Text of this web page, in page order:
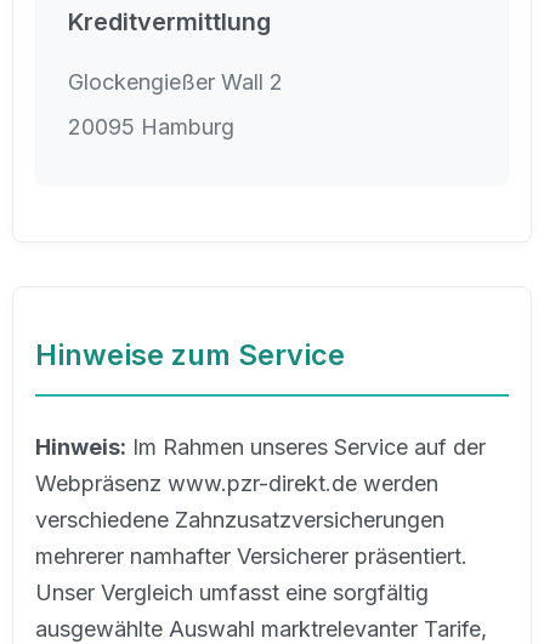
Kreditvermittlung
Glockengießer Wall 2
20095 Hamburg
Hinweise zum Service
Hinweis: Im Rahmen unseres Service auf der
Webpräsenz www.pzr-direkt.de werden
verschiedene Zahnzusatzversicherungen
mehrerer namhafter Versicherer präsentiert.
Unser Vergleich umfasst eine sorgfältig
ausgewählte Auswahl marktrelevanter Tarife,